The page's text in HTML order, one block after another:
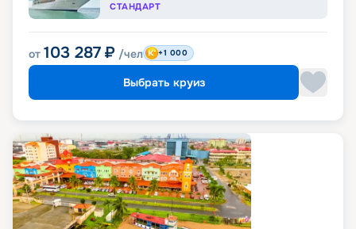
СТАНДАРТ
от 103 287 ₽ /чел +1 000
Выбрать круиз